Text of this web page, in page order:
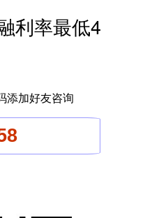
利率最低4
添加好友咨询